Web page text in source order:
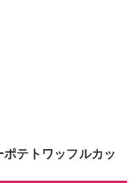
テトワッフルカッ